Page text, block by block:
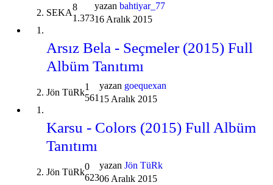
SEKA
8
1.373
yazan bahtiyar_77
16 Aralık 2015
Arsız Bela - Seçmeler (2015) Full
Albüm Tanıtımı
Jön TüRk
1
561
yazan goequexan
15 Aralık 2015
Karsu - Colors (2015) Full Albüm
Tanıtımı
Jön TüRk
0
623
yazan Jön TüRk
06 Aralık 2015